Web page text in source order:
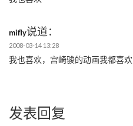
mifly说道：
2008-03-14 13:28
我也喜欢，宫崎骏的动画我都喜欢
发表回复